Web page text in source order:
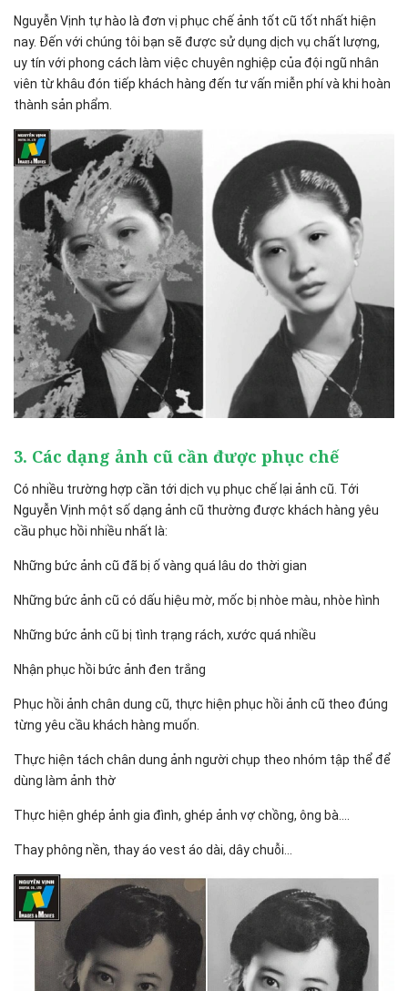
Nguyễn Vịnh tự hào là đơn vị phục chế ảnh tốt cũ tốt nhất hiện
nay. Đến với chúng tôi bạn sẽ được sử dụng dịch vụ chất lượng,
uy tín với phong cách làm việc chuyên nghiệp của đội ngũ nhân
viên từ khâu đón tiếp khách hàng đến tư vấn miễn phí và khi hoàn
thành sản phẩm.
3. Các dạng ảnh cũ cần được phục chế
Có nhiều trường hợp cần tới dịch vụ phục chế lại ảnh cũ. Tới
Nguyễn Vịnh một số dạng ảnh cũ thường được khách hàng yêu
cầu phục hồi nhiều nhất là:
Những bức ảnh cũ đã bị ố vàng quá lâu do thời gian
Những bức ảnh cũ có dấu hiệu mờ, mốc bị nhòe màu, nhòe hình
Những bức ảnh cũ bị tình trạng rách, xước quá nhiều
Nhận phục hồi bức ảnh đen trắng
Phục hồi ảnh chân dung cũ, thực hiện phục hồi ảnh cũ theo đúng
từng yêu cầu khách hàng muốn.
Thực hiện tách chân dung ảnh người chụp theo nhóm tập thể để
dùng làm ảnh thờ
Thực hiện ghép ảnh gia đình, ghép ảnh vợ chồng, ông bà….
Thay phông nền, thay áo vest áo dài, dây chuỗi…